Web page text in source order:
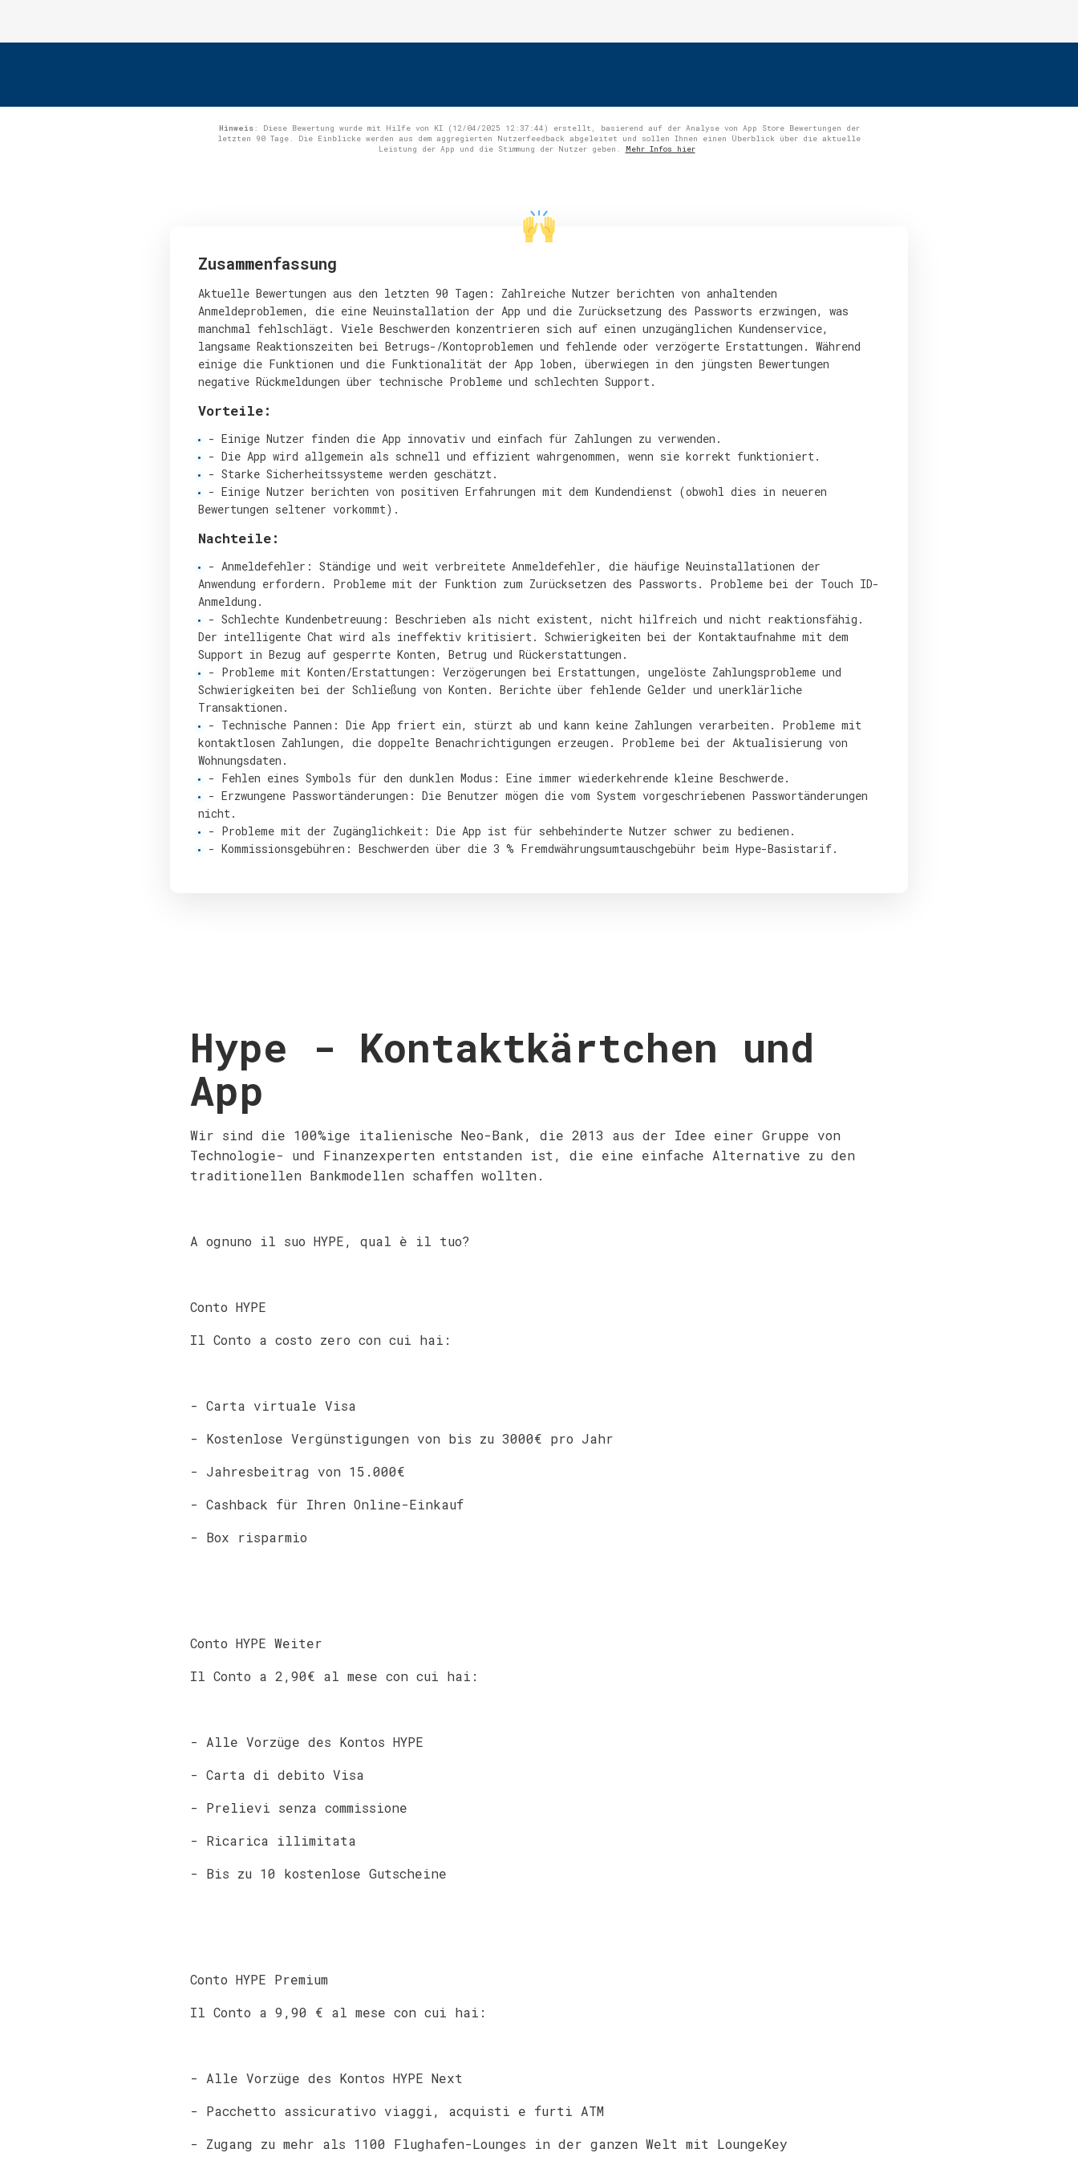
Hinweis: Diese Bewertung wurde mit Hilfe von KI (12/04/2025 12:37:44) erstellt, basierend auf der Analyse von App Store Bewertungen der
letzten 90 Tage. Die Einblicke werden aus dem aggregierten Nutzerfeedback abgeleitet und sollen Ihnen einen Überblick über die aktuelle
Leistung der App und die Stimmung der Nutzer geben.
Mehr Infos hier
Zusammenfassung
Aktuelle Bewertungen aus den letzten 90 Tagen: Zahlreiche Nutzer berichten von anhaltenden
Anmeldeproblemen, die eine Neuinstallation der App und die Zurücksetzung des Passworts erzwingen, was
manchmal fehlschlägt. Viele Beschwerden konzentrieren sich auf einen unzugänglichen Kundenservice,
langsame Reaktionszeiten bei Betrugs-/Kontoproblemen und fehlende oder verzögerte Erstattungen. Während
einige die Funktionen und die Funktionalität der App loben, überwiegen in den jüngsten Bewertungen
negative Rückmeldungen über technische Probleme und schlechten Support.
Vorteile:
- Einige Nutzer finden die App innovativ und einfach für Zahlungen zu verwenden.
- Die App wird allgemein als schnell und effizient wahrgenommen, wenn sie korrekt funktioniert.
- Starke Sicherheitssysteme werden geschätzt.
- Einige Nutzer berichten von positiven Erfahrungen mit dem Kundendienst (obwohl dies in neueren
Bewertungen seltener vorkommt).
Nachteile:
- Anmeldefehler: Ständige und weit verbreitete Anmeldefehler, die häufige Neuinstallationen der
Anwendung erfordern. Probleme mit der Funktion zum Zurücksetzen des Passworts. Probleme bei der Touch ID-
Anmeldung.
- Schlechte Kundenbetreuung: Beschrieben als nicht existent, nicht hilfreich und nicht reaktionsfähig.
Der intelligente Chat wird als ineffektiv kritisiert. Schwierigkeiten bei der Kontaktaufnahme mit dem
Support in Bezug auf gesperrte Konten, Betrug und Rückerstattungen.
- Probleme mit Konten/Erstattungen: Verzögerungen bei Erstattungen, ungelöste Zahlungsprobleme und
Schwierigkeiten bei der Schließung von Konten. Berichte über fehlende Gelder und unerklärliche
Transaktionen.
- Technische Pannen: Die App friert ein, stürzt ab und kann keine Zahlungen verarbeiten. Probleme mit
kontaktlosen Zahlungen, die doppelte Benachrichtigungen erzeugen. Probleme bei der Aktualisierung von
Wohnungsdaten.
- Fehlen eines Symbols für den dunklen Modus: Eine immer wiederkehrende kleine Beschwerde.
- Erzwungene Passwortänderungen: Die Benutzer mögen die vom System vorgeschriebenen Passwortänderungen
nicht.
- Probleme mit der Zugänglichkeit: Die App ist für sehbehinderte Nutzer schwer zu bedienen.
- Kommissionsgebühren: Beschwerden über die 3 % Fremdwährungsumtauschgebühr beim Hype-Basistarif.
Hype - Kontaktkärtchen und
App
Wir sind die 100%ige italienische Neo-Bank, die 2013 aus der Idee einer Gruppe von
Technologie- und Finanzexperten entstanden ist, die eine einfache Alternative zu den
traditionellen Bankmodellen schaffen wollten.
A ognuno il suo HYPE, qual è il tuo?
Conto HYPE
Il Conto a costo zero con cui hai:
- Carta virtuale Visa
- Kostenlose Vergünstigungen von bis zu 3000€ pro Jahr
- Jahresbeitrag von 15.000€
- Cashback für Ihren Online-Einkauf
- Box risparmio
Conto HYPE Weiter
Il Conto a 2,90€ al mese con cui hai:
- Alle Vorzüge des Kontos HYPE
- Carta di debito Visa
- Prelievi senza commissione
- Ricarica illimitata
- Bis zu 10 kostenlose Gutscheine
Conto HYPE Premium
Il Conto a 9,90 € al mese con cui hai:
- Alle Vorzüge des Kontos HYPE Next
- Pacchetto assicurativo viaggi, acquisti e furti ATM
- Zugang zu mehr als 1100 Flughafen-Lounges in der ganzen Welt mit LoungeKey